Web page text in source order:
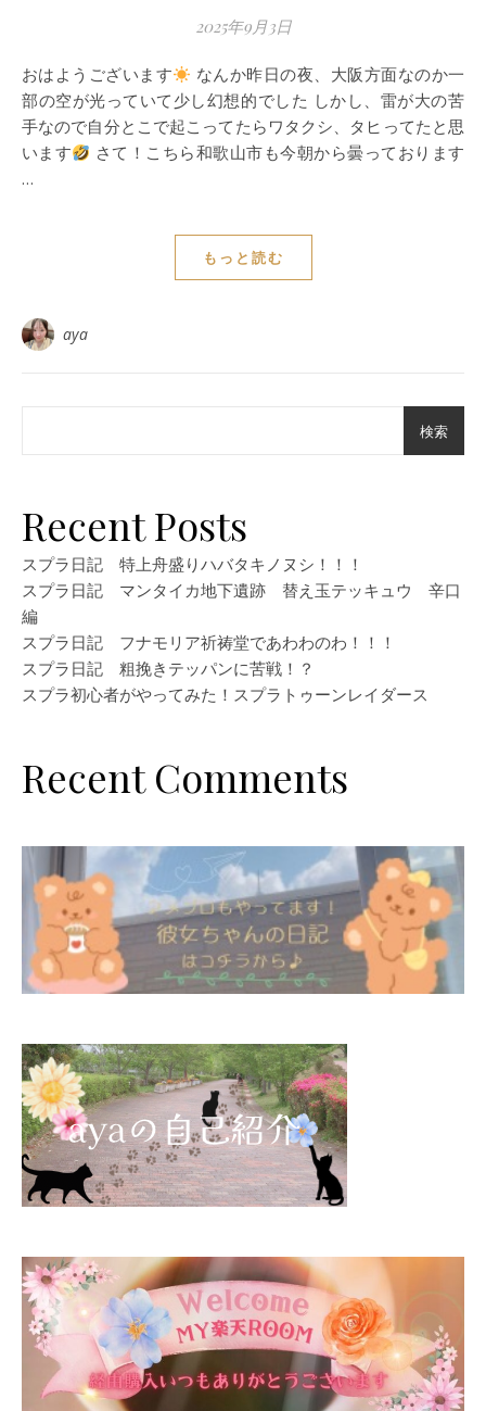
2025年9月3日
おはようございます
なんか昨日の夜、大阪方面なのか一
部の空が光っていて少し幻想的でした しかし、雷が大の苦
手なので自分とこで起こってたらワタクシ、タヒってたと思
います
さて！こちら和歌山市も今朝から曇っております
…
もっと読む
aya
検索
Recent Posts
スプラ日記 特上舟盛りハバタキノヌシ！！！
スプラ日記 マンタイカ地下遺跡 替え玉テッキュウ 辛口
編
スプラ日記 フナモリア祈祷堂であわわのわ！！！
スプラ日記 粗挽きテッパンに苦戦！？
スプラ初心者がやってみた！スプラトゥーンレイダース
Recent Comments